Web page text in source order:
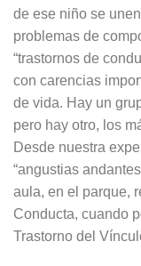
de ese niño se
problemas de
“trastornos de
con carencias
de vida. Hay un
pero hay otro, los
Desde nuestra
“angustias
aula, en el parque,
Conducta, cuando
Trastorno del